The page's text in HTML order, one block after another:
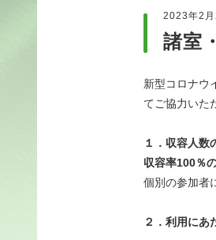
2023年2月
諸室
新型コロナウ
てご協力いた
１．収容人数
収容率100％
個別の参加者
２．利用にあ